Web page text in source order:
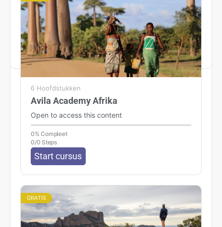
TravEcademy SPECIAL – Riviercruises
Open to access this content
6 Hoofdstukken
Avila Academy Afrika
Open to access this content
0% Compleet
0/0 Steps
Start cursus
GRATIS